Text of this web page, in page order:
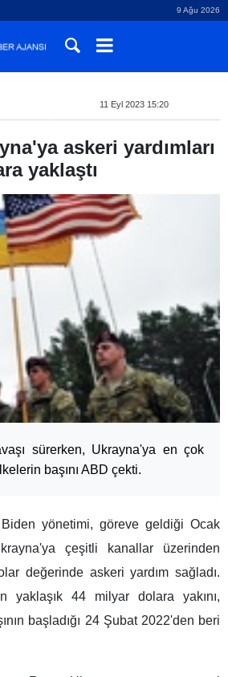
9 Ağu 2026
11 Eyl 2023 15:20
askeri yardımları
yaklaştı
sürerken, Ukrayna'ya en çok
başını ABD çekti.
yönetimi, göreve geldiği Ocak
çeşitli kanallar üzerinden
değerinde askeri yardım sağladı.
yaklaşık 44 milyar dolara yakını,
başladığı 24 Şubat 2022'den beri